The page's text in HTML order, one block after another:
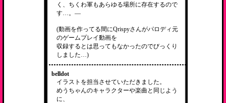
く、ちくわ軍もあらゆる場所に存在するので
す…。―
(動画を作ってる間にQrispyさんがパロディ元
のゲームプレイ動画を
収録するとは思ってもなかったのでびっくり
しました…)
belldot
イラストを担当させていただきました。
めうちゃんのキャラクターや楽曲と同じよう
に、